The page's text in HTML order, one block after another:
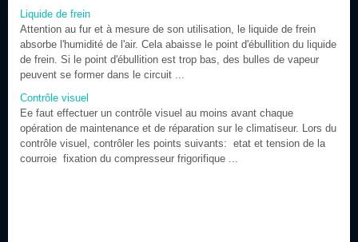
Liquide de frein
Attention au fur et à mesure de son utilisation, le liquide de frein
absorbe l'humidité de l'air. Cela abaisse le point d'ébullition du liquide
de frein. Si le point d'ébullition est trop bas, des bulles de vapeur
peuvent se former dans le circuit ...
Contrôle visuel
Ee faut effectuer un contrôle visuel au moins avant chaque
opération de maintenance et de réparation sur le climatiseur. Lors du
contrôle visuel, contrôler les points suivants: etat et tension de la
courroie fixation du compresseur frigorifique ...